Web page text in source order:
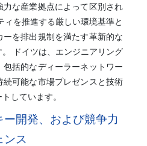
な産業拠点によって区別され
ィを推進する厳しい環境基準と
を排出規制を満たす革新的な
ドイツは、エンジニアリング
括的なディーラーネットワー
可能な市場プレゼンスと技術
しています。
開発、および競争力
ンス